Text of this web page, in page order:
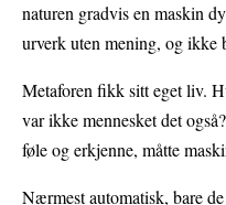
naturen gradvis en maskin
urverk uten mening, og ikke
Metaforen fikk sitt eget liv.
var ikke mennesket det
føle og erkjenne, måtte
Nærmest automatisk, bare